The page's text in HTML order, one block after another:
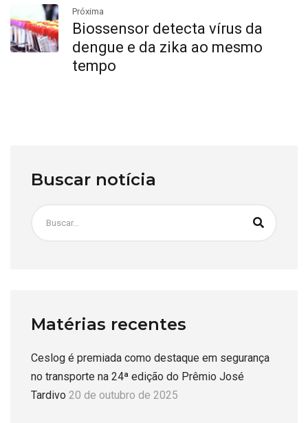
Próxima
Biossensor detecta vírus da
dengue e da zika ao mesmo
tempo
Buscar notícia
Matérias recentes
Ceslog é premiada como destaque em segurança
no transporte na 24ª edição do Prêmio José
Tardivo 20 de outubro de 2025